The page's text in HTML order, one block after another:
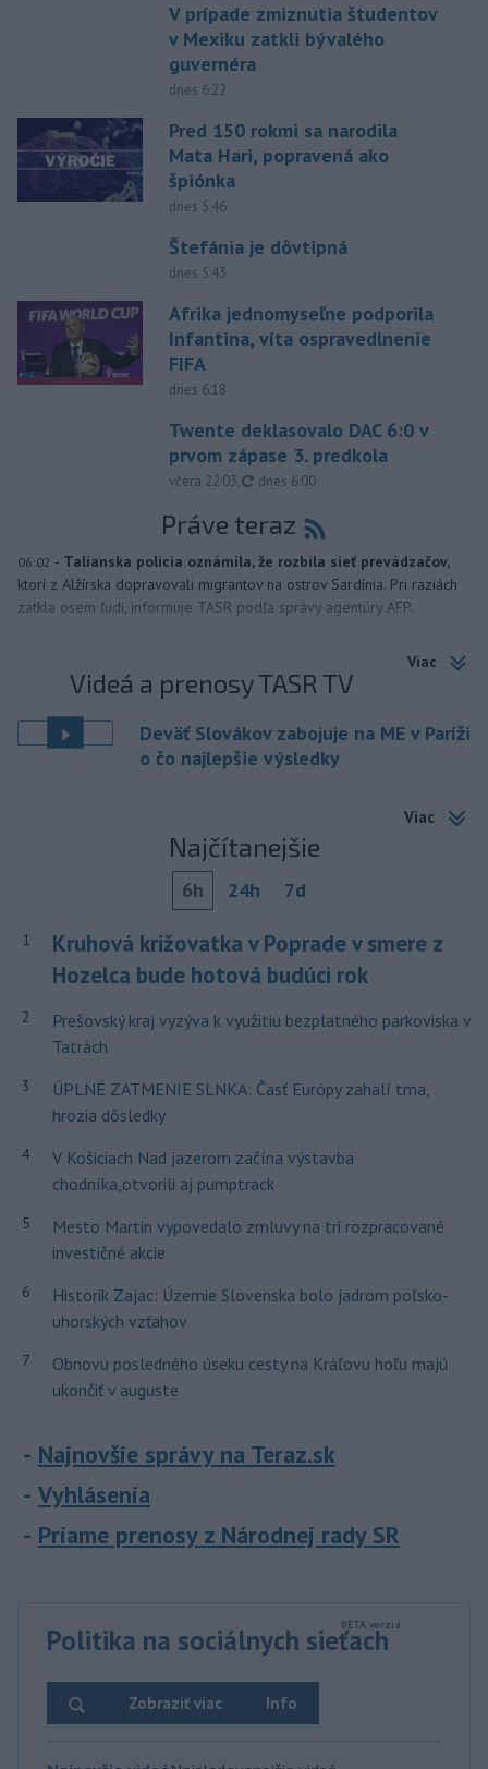
V prípade zmiznutia študentov
v Mexiku zatkli bývalého
guvernéra
dnes 6:22
Pred 150 rokmi sa narodila
Mata Hari, popravená ako
špiónka
dnes 5:46
Štefánia je dôvtipná
dnes 5:43
Afrika jednomyseľne podporila
Infantina, víta ospravedlnenie
FIFA
dnes 6:18
Twente deklasovalo DAC 6:0 v
prvom zápase 3. predkola
včera 22:03, aktualizované
dnes 6:00
Práve teraz
06:02 - Talianska polícia oznámila, že rozbila sieť prevádzačov,
ktorí z Alžírska dopravovali migrantov na ostrov Sardínia. Pri raziách
zatkla osem ľudí, informuje TASR podľa správy agentúry AFP.
Viac
Videá a prenosy TASR TV
Deväť Slovákov zabojuje na ME v Paríži
o čo najlepšie výsledky
Viac
Najčítanejšie
6h 24h 7d
1
Kruhová križovatka v Poprade v smere z
Hozelca bude hotová budúci rok
2
Prešovský kraj vyzýva k využitiu bezplatného parkoviska v
Tatrách
3
ÚPLNÉ ZATMENIE SLNKA: Časť Európy zahalí tma,
hrozia dôsledky
4
V Košiciach Nad jazerom začína výstavba
chodníka,otvorili aj pumptrack
5
Mesto Martin vypovedalo zmluvy na tri rozpracované
investičné akcie
6
Historik Zajac: Územie Slovenska bolo jadrom poľsko-
uhorských vzťahov
7
Obnovu posledného úseku cesty na Kráľovu hoľu majú
ukončiť v auguste
Najnovšie správy na Teraz.sk
Vyhlásenia
Priame prenosy z Národnej rady SR
Politika na sociálnych sieťach
Info
Zobraziť viac